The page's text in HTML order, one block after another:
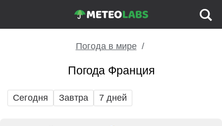
Погода в мире
Погода Франция
Сегодня Завтра 7 дней